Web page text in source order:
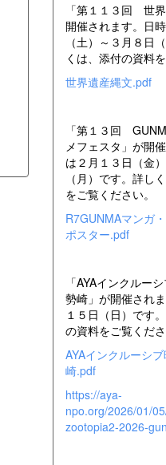
「第１１３回 世
開催されます。日
（土）～３月８日
くは、添付の資料
世界遺産縄文.pdf
「第１３回
メフェスタ」が開
は２月１３日（金
（月）です。詳し
をご覧ください。
R7GUNMAマンガ
ポスター.pdf
「AYAインクルー
勢崎」が開催され
１５日（日）です
の資料をご覧くださ
AYAインクルーシ
崎.pdf
https://aya-
npo.org/2026/01/
zootopia2-2026-